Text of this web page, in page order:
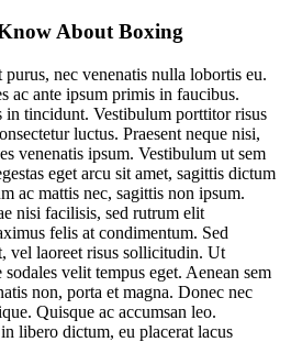
About Boxing
nec venenatis nulla lobortis eu.
ac ante ipsum primis in faucibus.
in tincidunt. Vestibulum porttitor risus
luctus. Praesent neque nisi,
venenatis ipsum. Vestibulum ut sem
eget arcu sit amet, sagittis dictum
ac mattis nec, sagittis non ipsum.
nisi facilisis, sed rutrum elit
felis at condimentum. Sed
vel laoreet risus sollicitudin. Ut
velit tempus eget. Aenean sem
non, porta et magna. Donec nec
Quisque ac accumsan leo.
libero dictum, eu placerat lacus